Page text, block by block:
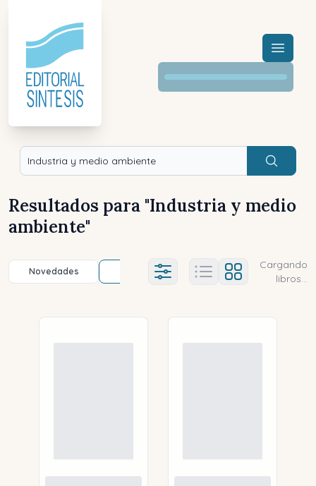
Menú
Buscar
Resultados para "Industria y medio
ambiente"
Novedades Título (a-z) Título (z-a)
Ajustes abierto
Cargando
libros...